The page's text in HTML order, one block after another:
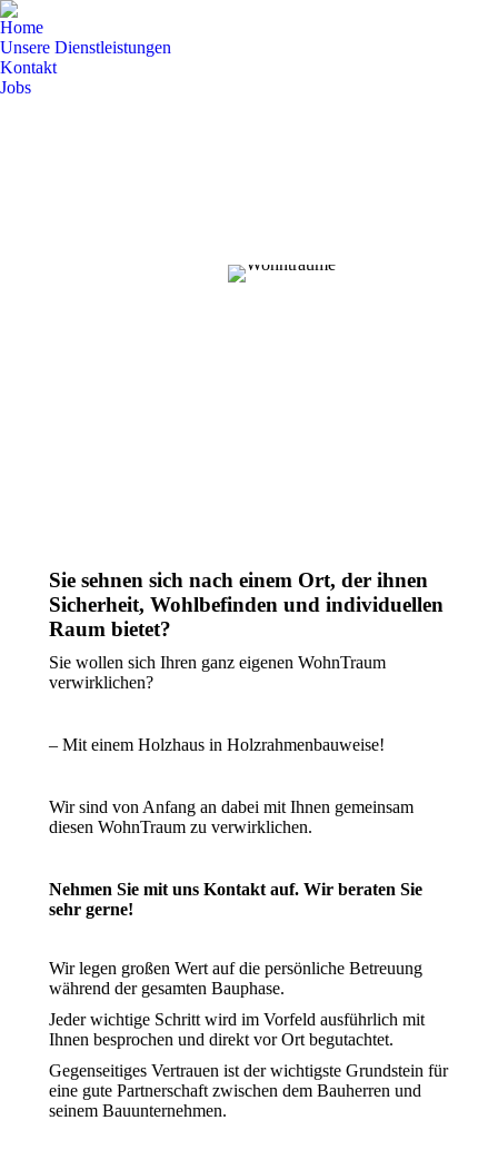
Home
Unsere Dienstleistungen
Kontakt
Jobs
Sie sehnen sich nach einem Ort, der ihnen
Sicherheit, Wohlbefinden und individuellen
Raum bietet?
Sie wollen sich Ihren ganz eigenen WohnTraum
verwirklichen?
– Mit einem Holzhaus in Holzrahmenbauweise!
Wir sind von Anfang an dabei mit Ihnen gemeinsam
diesen WohnTraum zu verwirklichen.
Nehmen Sie mit uns Kontakt auf. Wir beraten Sie
sehr gerne!
Wir legen großen Wert auf die persönliche Betreuung
während der gesamten Bauphase.
Jeder wichtige Schritt wird im Vorfeld ausführlich mit
Ihnen besprochen und direkt vor Ort begutachtet.
Gegenseitiges Vertrauen ist der wichtigste Grundstein für
eine gute Partnerschaft zwischen dem Bauherren und
seinem Bauunternehmen.